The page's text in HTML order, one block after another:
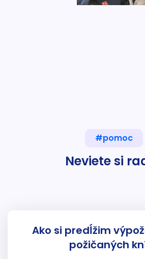
#pomoc
Neviete si
Ako si predĺžim
požičaných